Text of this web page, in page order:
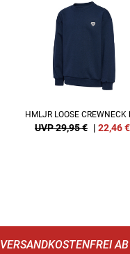
HMLJR LOOSE CREWNECK
UVP 29,95 € | 22,46€
VERSANDKOSTENFREI